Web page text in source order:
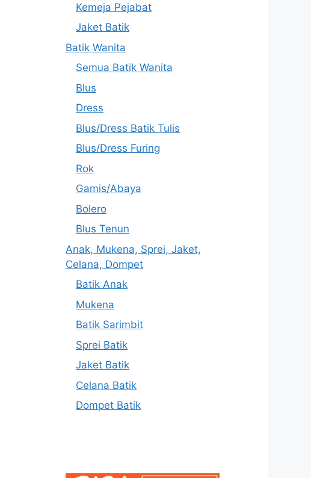
Kemeja Pejabat
Jaket Batik
Batik Wanita
Semua Batik Wanita
Blus
Dress
Blus/Dress Batik Tulis
Blus/Dress Furing
Rok
Gamis/Abaya
Bolero
Blus Tenun
Anak, Mukena, Sprei, Jaket,
Celana, Dompet
Batik Anak
Mukena
Batik Sarimbit
Sprei Batik
Jaket Batik
Celana Batik
Dompet Batik